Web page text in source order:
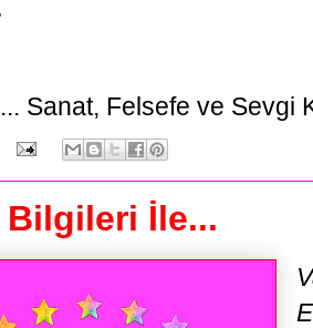
Sanat, Felsefe ve Sevgi
Bilgileri İle...